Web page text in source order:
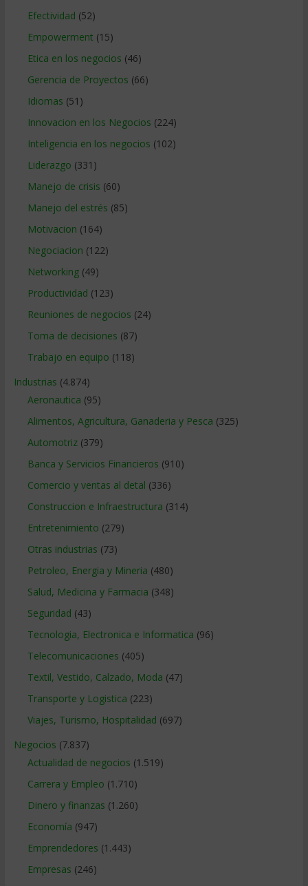
Efectividad (52)
Empowerment (15)
Etica en los negocios (46)
Gerencia de Proyectos (66)
Idiomas (51)
Innovacion en los Negocios (224)
Inteligencia en los negocios (102)
Liderazgo (331)
Manejo de crisis (60)
Manejo del estrés (85)
Motivacion (164)
Negociacion (122)
Networking(49)
Productividad (123)
Reuniones de negocios (24)
Toma de decisiones (87)
Trabajo en equipo (118)
Industrias (4.874)
Aeronautica (95)
Alimentos, Agricultura, Ganaderia y Pesca (325)
Automotriz(379)
Banca y Servicios Financieros (910)
Comercio y ventas al detal (336)
Construccion e Infraestructura (314)
Entretenimiento (279)
Otras industrias (73)
Petroleo, Energia y Mineria (480)
Salud, Medicina y Farmacia (348)
Seguridad (43)
Tecnologia, Electronica e Informatica (96)
Telecomunicaciones (405)
Textil, Vestido, Calzado, Moda (47)
Transporte y Logistica (223)
Viajes, Turismo, Hospitalidad (697)
Negocios (7.837)
Actualidad de negocios (1.519)
Carrera y Empleo (1.710)
Dinero y finanzas (1.260)
Economía (947)
Emprendedores (1.443)
Empresas (246)